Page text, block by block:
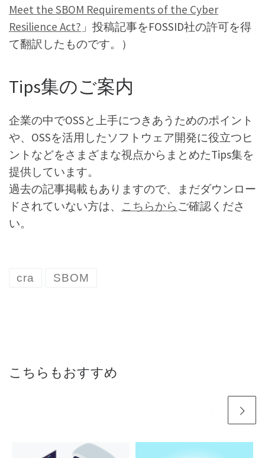
Meet the SBOM Requirements of the Cyber
Resilience Act? 」投稿記事をFOSSID社の許可を得
て翻訳したものです。）
Tips集のご案内
企業の中でOSSと上手につきあうためのポイント
や、OSSを活用したソフトウェア開発に役立つヒ
ントなどをさまざまな視点からまとめたTips集を
提供しています。
過去の記事掲載もありますので、まだダウンロー
ドされていない方は、 こちらから ご確認くださ
い。
cra SBOM
こちらもおすすめ